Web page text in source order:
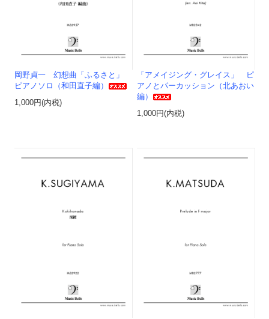
岡野貞一 幻想曲「ふるさと」
ピアノソロ（和田直子編）
1,000円(内税)
「アメイジング・グレイス」 ピ
アノとパーカッション（北あおい
編）
1,000円(内税)